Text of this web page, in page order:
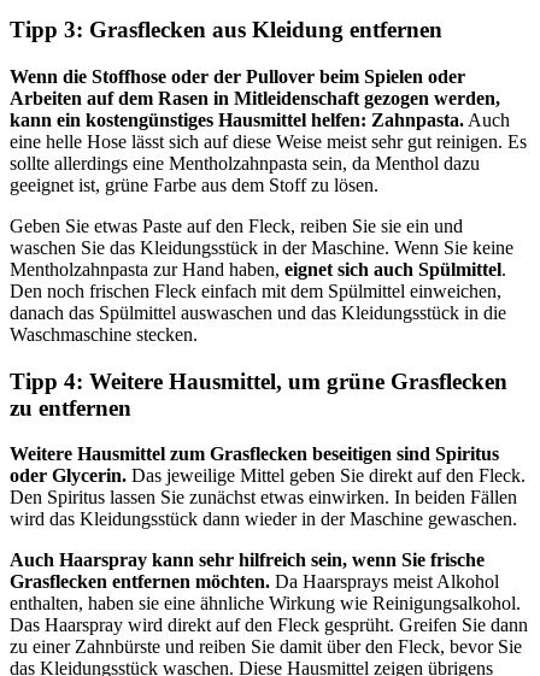
Tipp 3: Grasflecken aus Kleidung entfernen
Wenn die Stoffhose oder der Pullover beim Spielen oder
Arbeiten auf dem Rasen in Mitleidenschaft gezogen werden,
kann ein kostengünstiges Hausmittel helfen: Zahnpasta. Auch
eine helle Hose lässt sich auf diese Weise meist sehr gut reinigen. Es
sollte allerdings eine Mentholzahnpasta sein, da Menthol dazu
geeignet ist, grüne Farbe aus dem Stoff zu lösen.
Geben Sie etwas Paste auf den Fleck, reiben Sie sie ein und
waschen Sie das Kleidungsstück in der Maschine. Wenn Sie keine
Mentholzahnpasta zur Hand haben, eignet sich auch Spülmittel.
Den noch frischen Fleck einfach mit dem Spülmittel einweichen,
danach das Spülmittel auswaschen und das Kleidungsstück in die
Waschmaschine stecken.
Tipp 4: Weitere Hausmittel, um grüne Grasflecken
zu entfernen
Weitere Hausmittel zum Grasflecken beseitigen sind Spiritus
oder Glycerin. Das jeweilige Mittel geben Sie direkt auf den Fleck.
Den Spiritus lassen Sie zunächst etwas einwirken. In beiden Fällen
wird das Kleidungsstück dann wieder in der Maschine gewaschen.
Auch Haarspray kann sehr hilfreich sein, wenn Sie frische
Grasflecken entfernen möchten. Da Haarsprays meist Alkohol
enthalten, haben sie eine ähnliche Wirkung wie Reinigungsalkohol.
Das Haarspray wird direkt auf den Fleck gesprüht. Greifen Sie dann
zu einer Zahnbürste und reiben Sie damit über den Fleck, bevor Sie
das Kleidungsstück waschen. Diese Hausmittel zeigen übrigens